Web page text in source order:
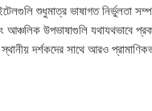
শুধুমাত্র ভাষাগত নির্ভুলতা
আঞ্চলিক উপভাষাগুলি যথাযথভাবে
দর্শকদের সাথে আরও